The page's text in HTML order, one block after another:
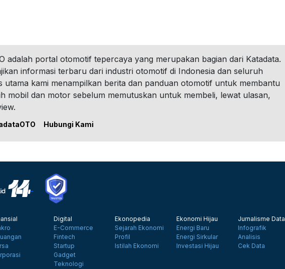
adalah portal otomotif tepercaya yang merupakan bagian dari Katadata.
informasi terbaru dari industri otomotif di Indonesia dan seluruh
utama kami menampilkan berita dan panduan otomotif untuk membantu
mobil dan motor sebelum memutuskan untuk membeli, lewat ulasan,
Hubungi Kami
Digital
E-Commerce
Fintech
Startup
Gadget
Teknologi
Ekonopedia
Sejarah Ekonomi
Profil
Istilah Ekonomi
Ekonomi Hijau
Energi Baru
Energi Sirkular
Investasi Hijau
Jurnalisme Data
Infografik
Analisis
Cek Data